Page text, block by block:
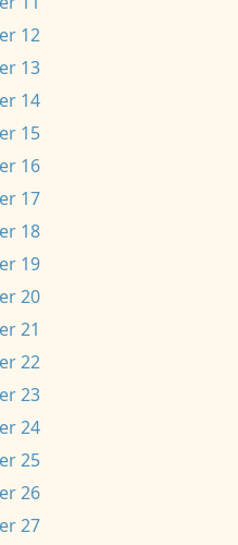
12
13
14
15
16
17
18
19
20
21
22
23
24
25
26
27